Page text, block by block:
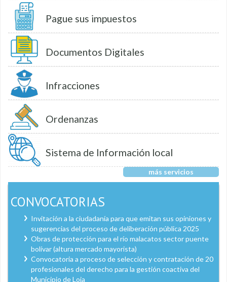
Pague sus impuestos
Documentos Digitales
Infracciones
Ordenanzas
Sistema de Información local
más servicios
CONVOCATORIAS
Invitación a la ciudadanía para que emitan sus opiniones y
sugerencias del proceso de deliberación pública 2025
Obras de protección para el río malacatos sector puente
bolívar (altura mercado mayorista)
Convocatoria a proceso de selección y contratación de 20
profesionales del derecho para la gestión coactiva del
Municipio de Loja